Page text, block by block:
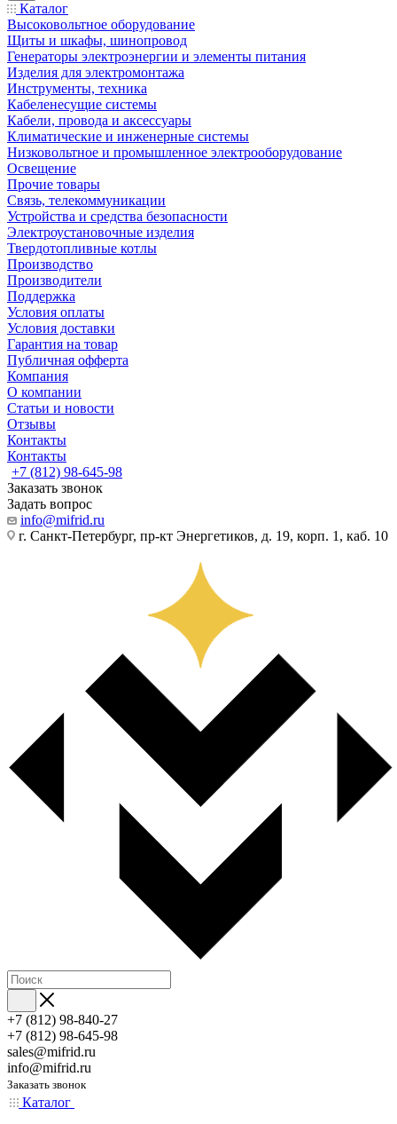
Каталог
Высоковольтное оборудование
Щиты и шкафы, шинопровод
Генераторы электроэнергии и элементы питания
Изделия для электромонтажа
Инструменты, техника
Кабеленесущие системы
Кабели, провода и аксессуары
Климатические и инженерные системы
Низковольтное и промышленное электрооборудование
Освещение
Прочие товары
Связь, телекоммуникации
Устройства и средства безопасности
Электроустановочные изделия
Твердотопливные котлы
Производство
Производители
Поддержка
Условия оплаты
Условия доставки
Гарантия на товар
Публичная офферта
Компания
О компании
Статьи и новости
Отзывы
Контакты
Контакты
+7 (812) 98-645-98
Заказать звонок
Задать вопрос
info@mifrid.ru
г. Санкт-Петербург, пр-кт Энергетиков, д. 19, корп. 1, каб. 10
+7 (812) 98-840-27
+7 (812) 98-645-98
sales@mifrid.ru
info@mifrid.ru
Заказать звонок
Каталог